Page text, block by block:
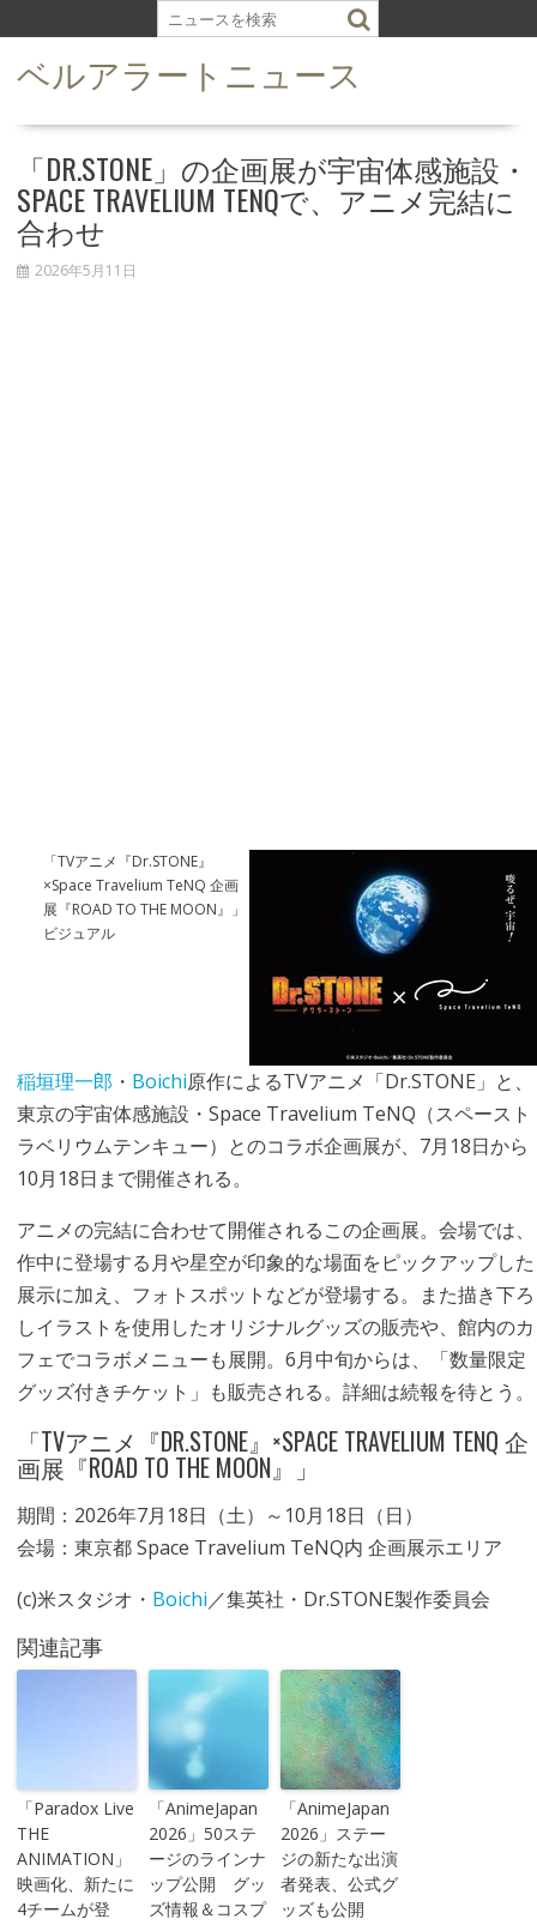
k
ベルアラートニュース
「DR.STONE」の企画展が宇宙体感施設・
SPACE TRAVELIUM TENQで、アニメ完結に
合わせ
2026年5月11日
「TVアニメ『Dr.STONE』
×Space Travelium TeNQ 企画
展『ROAD TO THE MOON』」
ビジュアル
稲垣理一郎 ・ Boichi原作によるTVアニメ「Dr.STONE」と、
東京の宇宙体感施設・Space Travelium TeNQ（スペースト
ラベリウムテンキュー）とのコラボ企画展が、7月18日から
10月18日まで開催される。
アニメの完結に合わせて開催されるこの企画展。会場では、
作中に登場する月や星空が印象的な場面をピックアップした
展示に加え、フォトスポットなどが登場する。また描き下ろ
しイラストを使用したオリジナルグッズの販売や、館内のカ
フェでコラボメニューも展開。6月中旬からは、「数量限定
グッズ付きチケット」も販売される。詳細は続報を待とう。
「TVアニメ『DR.STONE』×SPACE TRAVELIUM TENQ 企
画展『ROAD TO THE MOON』」
期間：2026年7月18日（土）～10月18日（日）
会場：東京都 Space Travelium TeNQ内 企画展示エリア
(c)米スタジオ・ Boichi／集英社・Dr.STONE製作委員会
関連記事
「Paradox Live
THE
ANIMATION」
映画化、新たに
4チームが登
「AnimeJapan
2026」50ステ
ージのラインナ
ップ公開 グッ
ズ情報＆コスプ
「AnimeJapan
2026」ステー
ジの新たな出演
者発表、公式グ
ッズも公開